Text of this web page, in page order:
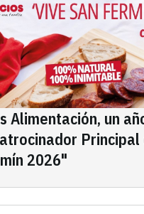
Alimentación, un
Principal
2026"